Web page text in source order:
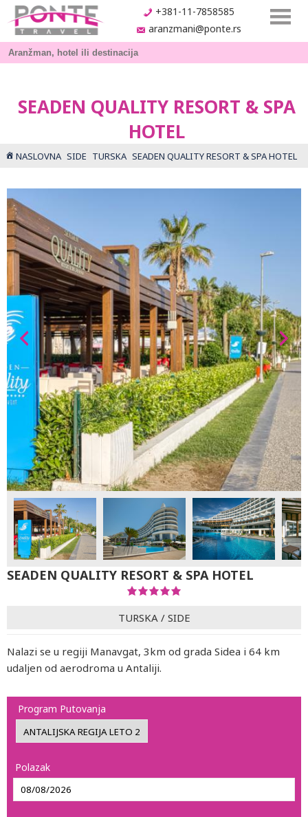
+381-11-7858585
aranzmani@ponte.rs
SEADEN QUALITY RESORT & SPA
HOTEL
NASLOVNA SIDE TURSKA SEADEN QUALITY RESORT & SPA HOTEL
SEADEN QUALITY RESORT & SPA HOTEL
TURSKA / SIDE
Nalazi se u regiji Manavgat, 3km od grada Sidea i 64 km
udaljen od aerodroma u Antaliji.
Program Putovanja
Polazak